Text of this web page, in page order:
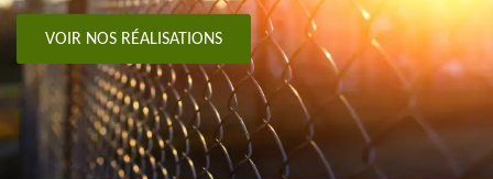
VOIR NOS RÉALISATIONS